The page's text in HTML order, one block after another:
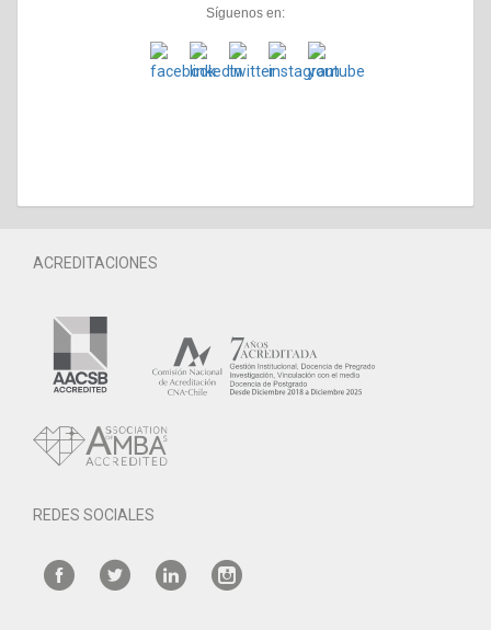
Síguenos en:
ACREDITACIONES
REDES SOCIALES